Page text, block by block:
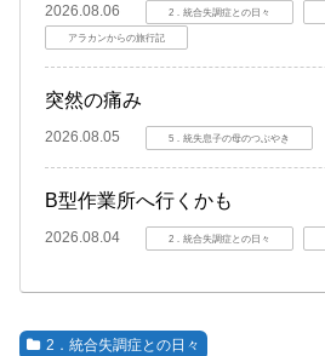
2026.08.06 2．統合失調症との日々
アラカンからの旅行記
突然の痛み
2026.08.05 5．統失息子の母のつぶやき
B型作業所へ行くかも
2026.08.04 2．統合失調症との日々
2．統合失調症との日々